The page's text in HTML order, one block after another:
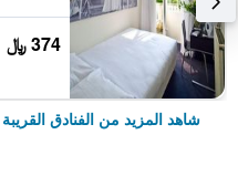
374 ﷼
شاهد المزيد من الفنادق القريبة